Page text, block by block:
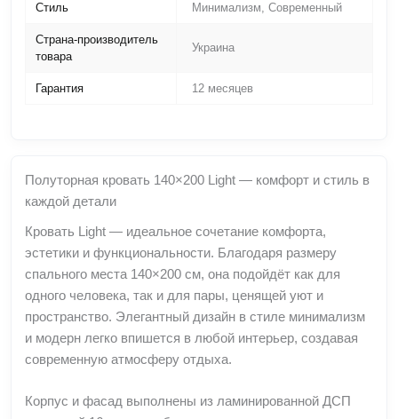
Стиль Минимализм, Современный
Страна-производитель
товара
Украина
Гарантия 12 месяцев
Полуторная кровать 140×200 Light — комфорт и стиль в
каждой детали
Кровать Light — идеальное сочетание комфорта,
эстетики и функциональности. Благодаря размеру
спального места 140×200 см, она подойдёт как для
одного человека, так и для пары, ценящей уют и
пространство. Элегантный дизайн в стиле минимализм
и модерн легко впишется в любой интерьер, создавая
современную атмосферу отдыха.
Корпус и фасад выполнены из ламинированной ДСП